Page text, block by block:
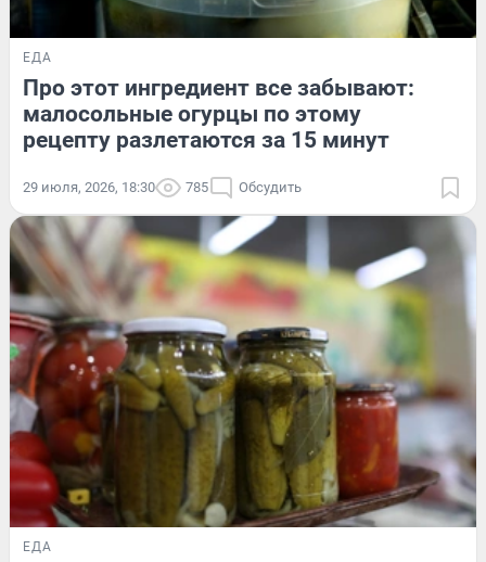
ЕДА
Про этот ингредиент все забывают:
малосольные огурцы по этому
рецепту разлетаются за 15 минут
29 июля, 2026, 18:30 785 Обсудить
ЕДА